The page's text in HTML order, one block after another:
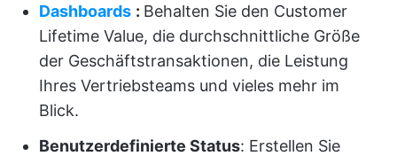
Dashboards : Behalten Sie den Customer
Lifetime Value, die durchschnittliche Größe
der Geschäftstransaktionen, die Leistung
Ihres Vertriebsteams und vieles mehr im
Blick.
Benutzerdefinierte Status: Erstellen Sie